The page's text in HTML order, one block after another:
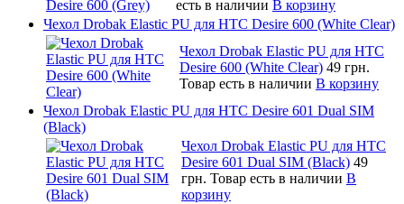
есть в наличии В корзину
Чехол Drobak Elastic PU для HTC Desire 600 (White Clear)
Чехол Drobak Elastic PU для HTC
Desire 600 (White Clear) 49 грн.
Товар есть в наличии В корзину
Чехол Drobak Elastic PU для HTC Desire 601 Dual SIM
(Black)
Чехол Drobak Elastic PU для HTC
Desire 601 Dual SIM (Black) 49
грн. Товар есть в наличии В
корзину